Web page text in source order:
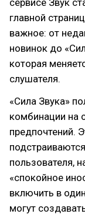
сервисе Звук
главной
важное: от
новинок до
которая
слушателя.
«Сила Звука»
комбинации на
предпочтений.
пользователя,
«спокойное
включить в
могут